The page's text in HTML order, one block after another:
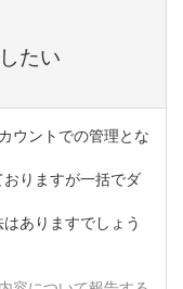
たい
ウントでの管理とな
りますが一括でダ
ありますでしょう